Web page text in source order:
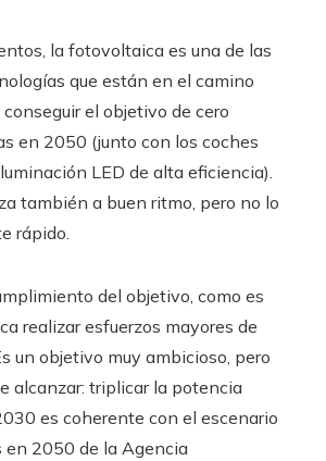
la fotovoltaica es una de las
que están en el camino
el objetivo de cero
en 2050 (junto con los coches
LED de alta eficiencia).
también a buen ritmo, pero no lo
rápido.
del objetivo, como es
realizar esfuerzos mayores de
un objetivo muy ambicioso, pero
alcanzar: triplicar la potencia
es coherente con el escenario
en 2050 de la Agencia